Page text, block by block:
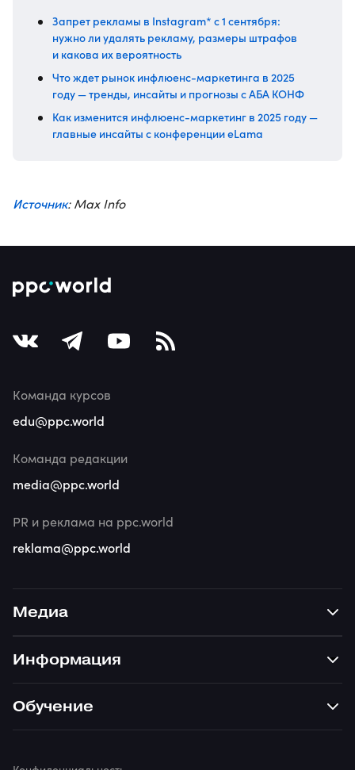
Запрет рекламы в Instagram* с 1 сентября:
нужно ли удалять рекламу, размеры штрафов
и какова их вероятность
Что ждет рынок инфлюенс-маркетинга в 2025
году — тренды, инсайты и прогнозы с АБА КОНФ
Как изменится инфлюенс-маркетинг в 2025 году —
главные инсайты с конференции eLama
Источник: Max Info
Медиа
Информация
Обучение
Команда курсов
edu@ppc.world
Команда редакции
media@ppc.world
PR и реклама на ppc.world
reklama@ppc.world